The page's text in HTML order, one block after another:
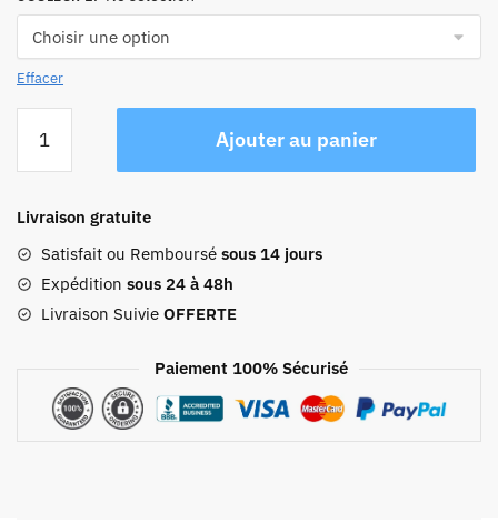
Effacer
Sac
Dos
Tête
De
Mort
Ajouter au panier
Livraison gratuite
Satisfait ou Remboursé sous 14 jours
Expédition sous 24 à 48h
Livraison Suivie OFFERTE
Paiement 100% Sécurisé